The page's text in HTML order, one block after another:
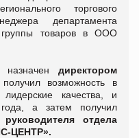
торгового
департамента
группы товаров в ООО
директором
возможность в
качества, и
а затем получил
руководителя отдела
ЦЕНТР».